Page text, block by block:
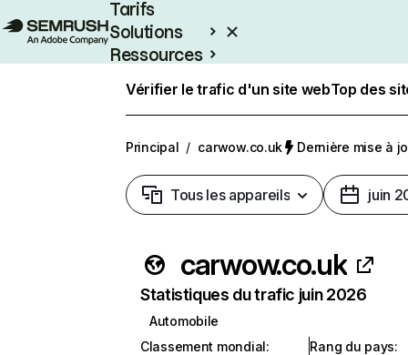
Tarifs
Solutions
Ressources
Vérifier le trafic d'un site webTop des
Principal / carwow.co.uk Dernière mise à
Tous les appareils juin
carwow.co.uk
Statistiques du trafic juin 2026
Automobile
Classement mondial:
Rang du pays: